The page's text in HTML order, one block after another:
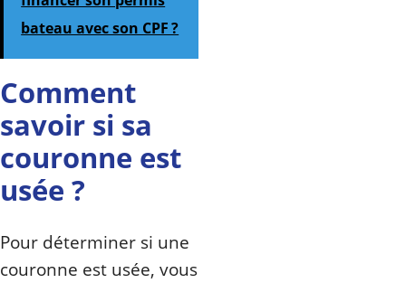
bateau avec son CPF ?
Comment
savoir si sa
couronne est
usée ?
Pour déterminer si une
couronne est usée, vous